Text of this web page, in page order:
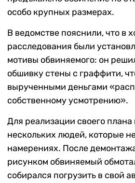
особо крупных размерах.
В ведомстве пояснили, что в
расследования были
мотивы обвиняемого: он
обшивку стены с граффити,
вырученными деньгами
собственному усмотрению».
Для реализации своего
нескольких людей, которые
намерениях. После
рисунком обвиняемый
собирался погрузить в свой